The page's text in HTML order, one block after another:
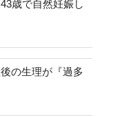
歳で自然妊娠し
の生理が『過多